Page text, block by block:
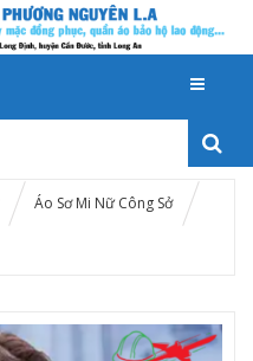
Áo Sơ Mi Nữ Công Sở